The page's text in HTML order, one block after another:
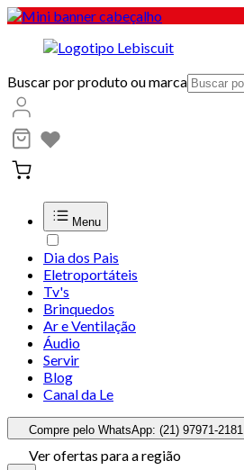
Buscar por produto ou marca
Menu
Dia dos Pais
Eletroportáteis
Tv's
Brinquedos
Ar e Ventilação
Áudio
Servir
Blog
Canal da Le
Compre pelo WhatsApp: (21) 97971-2181
Ver ofertas para a região